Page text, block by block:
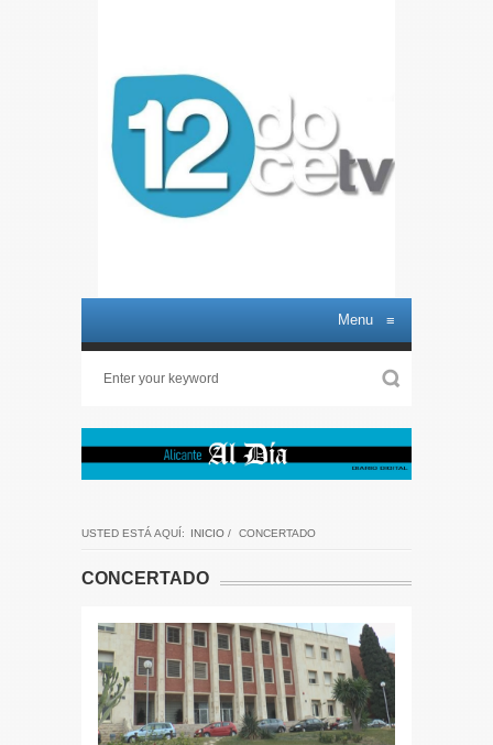
Menu ≡
USTED ESTÁ AQUÍ: INICIO / CONCERTADO
CONCERTADO